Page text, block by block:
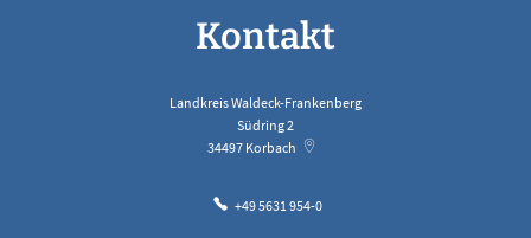
Kontakt
Landkreis Waldeck-Frankenberg
Südring 2
34497 Korbach
+49 5631 954-0